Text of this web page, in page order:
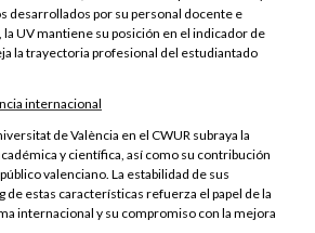
desarrollados por su personal docente e
UV mantiene su posición en el indicador de
la trayectoria profesional del estudiantado
internacional
de València en el CWUR subraya la
y científica, así como su contribución
valenciano. La estabilidad de sus
de estas características refuerza el papel de la
internacional y su compromiso con la mejora